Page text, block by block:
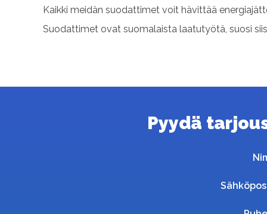
Kaikki meidän suodattimet voit hävittää
Suodattimet ovat suomalaista laatutyötä, suosi
Pyydä